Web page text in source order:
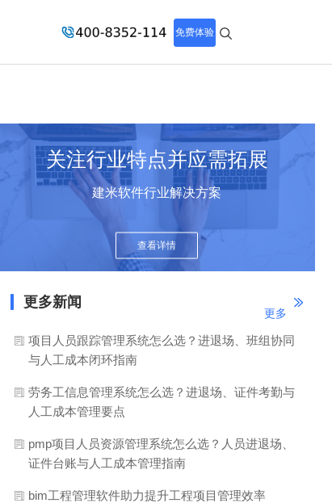
免费体验
关注行业特点并应需拓展
建米软件行业解决方案
查看详情
更多新闻
更多
项目人员跟踪管理系统怎么选？进退场、班组协同
与人工成本闭环指南
劳务工信息管理系统怎么选？进退场、证件考勤与
人工成本管理要点
pmp项目人员资源管理系统怎么选？人员进退场、
证件台账与人工成本管理指南
bim工程管理软件助力提升工程项目管理效率